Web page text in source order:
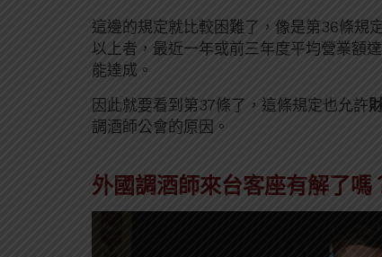
這邊的規定就比較困難了，像是第36條規
以上者，最近一年或前三年度平均營業額
能達成。
因此就要看到第37條了，這條規定也允許
調酒師公會的原因。
外國調酒師來台客座有解了嗎